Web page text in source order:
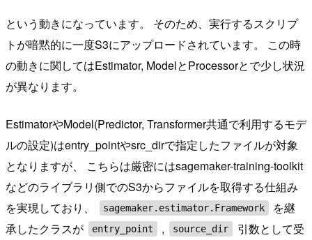
という動きになっています。 そのため、実行するスクリプ
トが暗黙的に一度S3にアップロードされています。 この時
の動きに関してはEstimator, ModelとProcessorとで少し状況
が異なります。
EstimatorやModel(Predictor, Transformer共通で利用するモデ
ルの設定)はentry_pointやsrc_dirで指定したファイルが対象
となりますが、 こちらは厳密にはsagemaker-training-toolkit
などのライブラリ側でのS3からファイルを取得する仕組み
を実現しており、
sagemaker.estimator.Framework
を継
承したクラスが
entry_point , source_dir
引数として受